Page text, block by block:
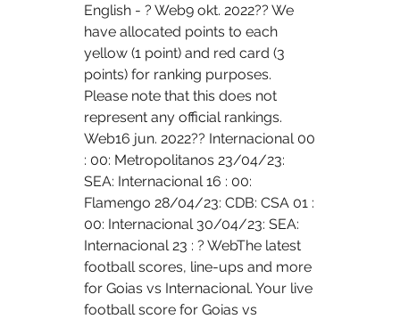
English - ? Web9 okt. 2022?? We
have allocated points to each
yellow (1 point) and red card (3
points) for ranking purposes.
Please note that this does not
represent any official rankings.
Web16 jun. 2022?? Internacional 00
: 00: Metropolitanos 23/04/23:
SEA: Internacional 16 : 00:
Flamengo 28/04/23: CDB: CSA 01 :
00: Internacional 30/04/23: SEA:
Internacional 23 : ? WebThe latest
football scores, line-ups and more
for Goias vs Internacional. Your live
football score for Goias vs